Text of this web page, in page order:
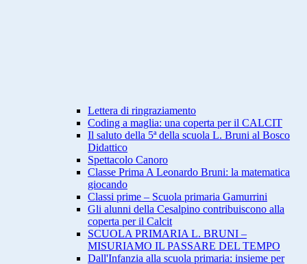
Lettera di ringraziamento
Coding a maglia: una coperta per il CALCIT
Il saluto della 5ª della scuola L. Bruni al Bosco
Didattico
Spettacolo Canoro
Classe Prima A Leonardo Bruni: la matematica
giocando
Classi prime – Scuola primaria Gamurrini
Gli alunni della Cesalpino contribuiscono alla
coperta per il Calcit
SCUOLA PRIMARIA L. BRUNI –
MISURIAMO IL PASSARE DEL TEMPO
Dall'Infanzia alla scuola primaria: insieme per